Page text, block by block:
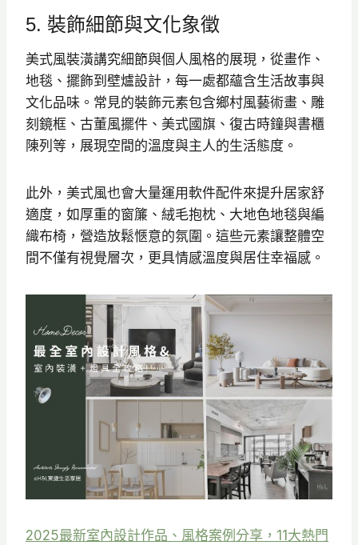
5. 裝飾細節與文化象徵
美式風裝潢講究細節與個人風格的展現，從畫作、
地毯、擺飾到壁爐設計，每一處都蘊含生活故事與
文化品味。常見的裝飾元素包含鄉村風藝術畫、雕
刻鏡框、古董風擺件、美式國旗、復古時鐘與書櫃
陳列等，展現空間的溫度與主人的生活態度。
此外，美式風也會大量運用軟件配件來提升居家舒
適度，如厚重的窗簾、絨毛抱枕、大地色地毯與編
織布椅，營造放鬆愜意的氛圍。這些元素讓整體空
間不僅有視覺層次，更具情感溫度與居住幸福感。
2025最新室內設計作品、風格案例分享，11大熱門